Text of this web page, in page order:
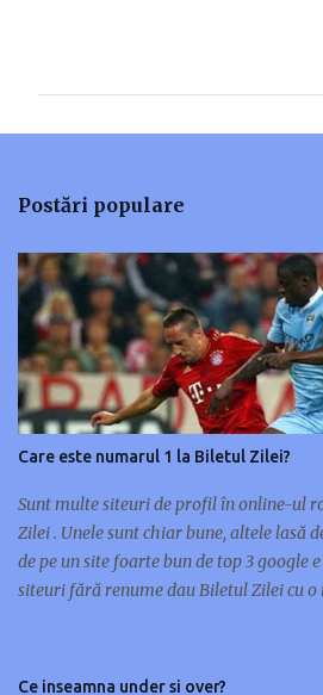
n
a
r
i
i
Postări populare
Care este numarul 1 la Biletul Zilei?
Sunt multe siteuri de profil în online-ul
Zilei . Unele sunt chiar bune, altele lasă
de pe un site foarte bun de top 3 google
siteuri fără renume dau Biletul Zilei cu o
doar unul sau maxim două. Cu ocazia
Ce inseamna under si over?